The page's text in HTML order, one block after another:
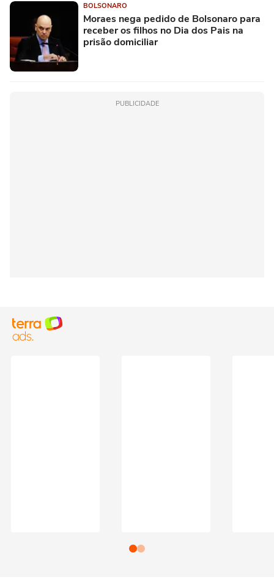
BOLSONARO
Moraes nega pedido de Bolsonaro para
receber os filhos no Dia dos Pais na
prisão domiciliar
PUBLICIDADE